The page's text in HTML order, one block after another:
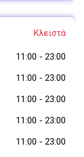
Κλειστά
11:00 - 23:00
11:00 - 23:00
11:00 - 23:00
11:00 - 23:00
11:00 - 23:00